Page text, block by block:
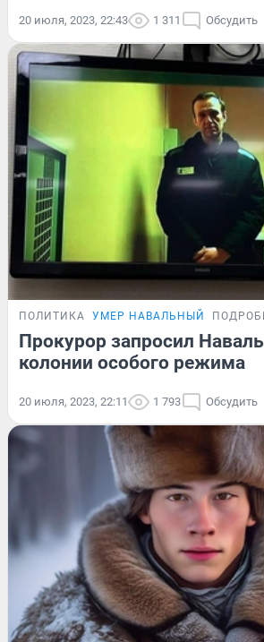
20 июля, 2023, 22:43 1 311 Обсудить
ПОЛИТИКА УМЕР НАВАЛЬНЫЙ
Прокурор запросил
колонии особого режима
20 июля, 2023, 22:11 1 793 Обсудить